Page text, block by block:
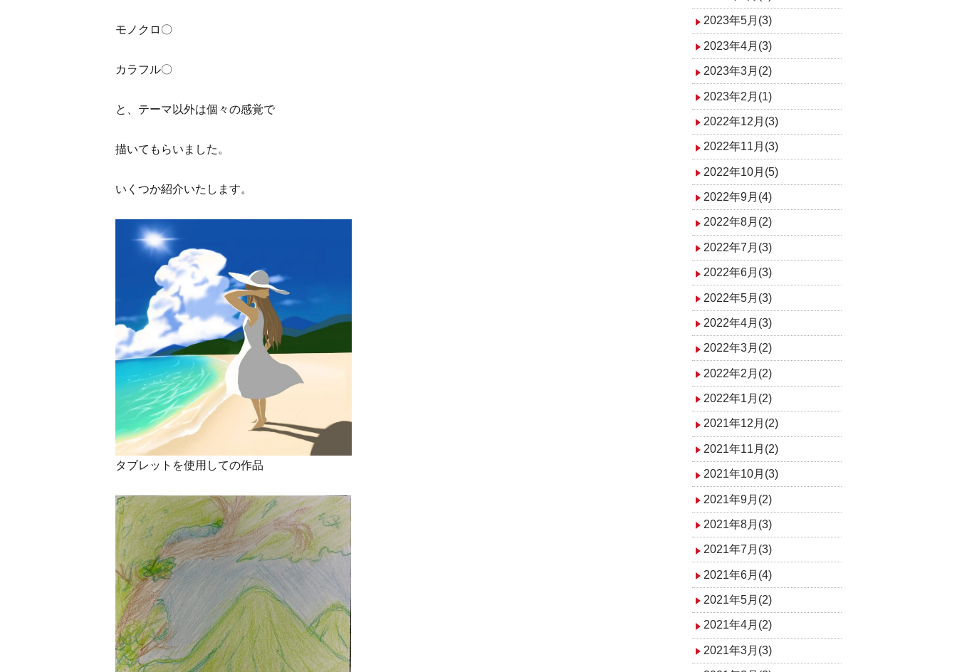
モノクロ〇
カラフル〇
と、テーマ以外は個々の感覚で
描いてもらいました。
いくつか紹介いたします。
タブレットを使用しての作品
2023年5月(3)
2023年4月(3)
2023年3月(2)
2023年2月(1)
2022年12月(3)
2022年11月(3)
2022年10月(5)
2022年9月(4)
2022年8月(2)
2022年7月(3)
2022年6月(3)
2022年5月(3)
2022年4月(3)
2022年3月(2)
2022年2月(2)
2022年1月(2)
2021年12月(2)
2021年11月(2)
2021年10月(3)
2021年9月(2)
2021年8月(3)
2021年7月(3)
2021年6月(4)
2021年5月(2)
2021年4月(2)
2021年3月(3)